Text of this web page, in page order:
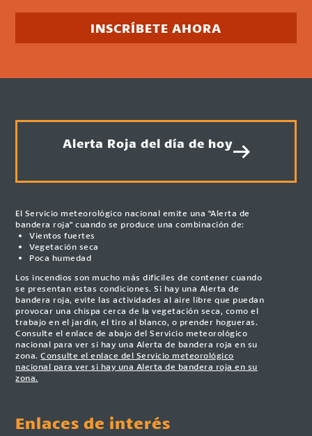
INSCRÍBETE AHORA
Alerta Roja del día de hoy
El Servicio meteorológico nacional emite una "Alerta de
bandera roja" cuando se produce una combinación de:
Vientos fuertes
Vegetación seca
Poca humedad
Los incendios son mucho más difíciles de contener cuando
se presentan estas condiciones. Si hay una Alerta de
bandera roja, evite las actividades al aire libre que puedan
provocar una chispa cerca de la vegetación seca, como el
trabajo en el jardín, el tiro al blanco, o prender hogueras.
Consulte el enlace de abajo del Servicio meteorológico
nacional para ver si hay una Alerta de bandera roja en su
zona.Consulte el enlace del Servicio meteorológico
nacional para ver si hay una Alerta de bandera roja en su
zona.
Enlaces de interés